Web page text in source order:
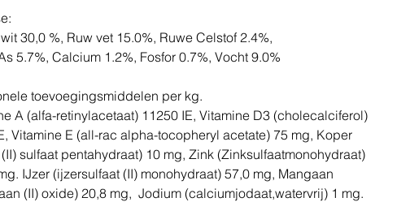
30,0 %, Ruw vet 15.0%, Ruwe Celstof 2.4%,
5.7%, Calcium 1.2%, Fosfor 0.7%, Vocht 9.0%
toevoegingsmiddelen per kg.
A (alfa-retinylacetaat) 11250 IE, Vitamine D3 (cholecalciferol)
Vitamine E (all-rac alpha-tocopheryl acetate) 75 mg, Koper
sulfaat pentahydraat) 10 mg, Zink (Zinksulfaatmonohydraat)
IJzer (ijzersulfaat (II) monohydraat) 57,0 mg, Mangaan
(II) oxide) 20,8 mg, Jodium (calciumjodaat,watervrij) 1 mg.